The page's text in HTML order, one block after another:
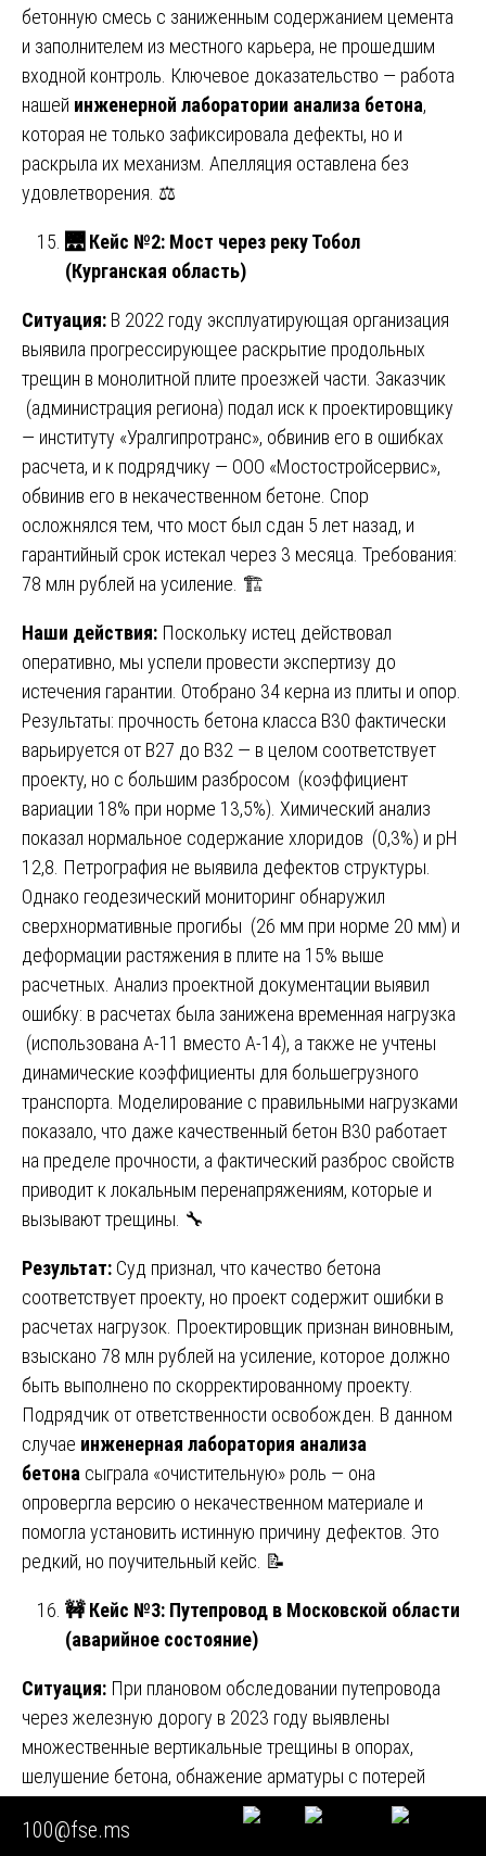
бетонную смесь с заниженным содержанием цемента
и заполнителем из местного карьера, не прошедшим
входной контроль. Ключевое доказательство — работа
нашей инженерной лаборатории анализа бетона,
которая не только зафиксировала дефекты, но и
раскрыла их механизм. Апелляция оставлена без
удовлетворения. ⚖️
🌉 Кейс №2: Мост через реку Тобол
(Курганская область)
Ситуация: В 2022 году эксплуатирующая организация
выявила прогрессирующее раскрытие продольных
трещин в монолитной плите проезжей части. Заказчик
(администрация региона) подал иск к проектировщику
— институту «Уралгипротранс», обвинив его в ошибках
расчета, и к подрядчику — ООО «Мостостройсервис»,
обвинив его в некачественном бетоне. Спор
осложнялся тем, что мост был сдан 5 лет назад, и
гарантийный срок истекал через 3 месяца. Требования:
78 млн рублей на усиление. 🏗️
Наши действия: Поскольку истец действовал
оперативно, мы успели провести экспертизу до
истечения гарантии. Отобрано 34 керна из плиты и опор.
Результаты: прочность бетона класса В30 фактически
варьируется от В27 до В32 — в целом соответствует
проекту, но с большим разбросом (коэффициент
вариации 18% при норме 13,5%). Химический анализ
показал нормальное содержание хлоридов (0,3%) и pH
12,8. Петрография не выявила дефектов структуры.
Однако геодезический мониторинг обнаружил
сверхнормативные прогибы (26 мм при норме 20 мм) и
деформации растяжения в плите на 15% выше
расчетных. Анализ проектной документации выявил
ошибку: в расчетах была занижена временная нагрузка
(использована А-11 вместо А-14), а также не учтены
динамические коэффициенты для большегрузного
транспорта. Моделирование с правильными нагрузками
показало, что даже качественный бетон В30 работает
на пределе прочности, а фактический разброс свойств
приводит к локальным перенапряжениям, которые и
вызывают трещины. 🔧
Результат: Суд признал, что качество бетона
соответствует проекту, но проект содержит ошибки в
расчетах нагрузок. Проектировщик признан виновным,
взыскано 78 млн рублей на усиление, которое должно
быть выполнено по скорректированному проекту.
Подрядчик от ответственности освобожден. В данном
случае инженерная лаборатория анализа
бетона сыграла «очистительную» роль — она
опровергла версию о некачественном материале и
помогла установить истинную причину дефектов. Это
редкий, но поучительный кейс. 📝
🚧Кейс №3: Путепровод в Московской области
(аварийное состояние)
Ситуация: При плановом обследовании путепровода
через железную дорогу в 2023 году выявлены
множественные вертикальные трещины в опорах,
шелушение бетона, обнажение арматуры с потерей
сечения до 40%. Мост построен в 1995 году,
капитальный ремонт — в 2010 году. Заказчик
100@fse.ms